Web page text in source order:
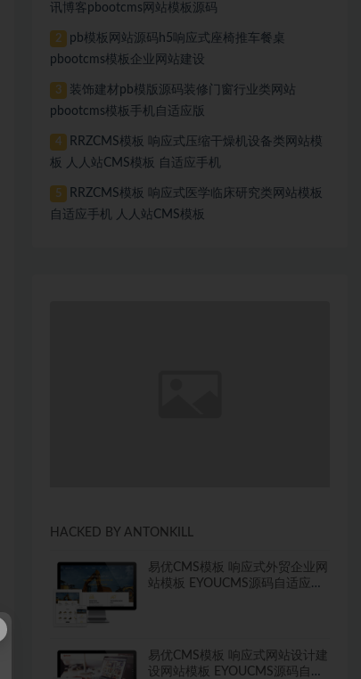
讯博客pbootcms网站模板源码
2
pb模板网站源码h5响应式座椅推车餐桌
pbootcms模板企业网站建设
3
装饰建材pb模版源码装修门窗行业类网站
pbootcms模板手机自适应版
4
RRZCMS模板 响应式压缩干燥机设备类网站模
板 人人站CMS模板 自适应手机
5
RRZCMS模板 响应式医学临床研究类网站模板
自适应手机 人人站CMS模板
HACKED BY ANTONKILL
易优CMS模板 响应式外贸企业网
站模板 EYOUCMS源码自适应手
易优CMS模板 响应式网站设计建
设网站模板 EYOUCMS源码自适